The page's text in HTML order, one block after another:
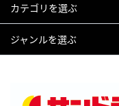
カテゴリを選ぶ
ジャンルを選ぶ